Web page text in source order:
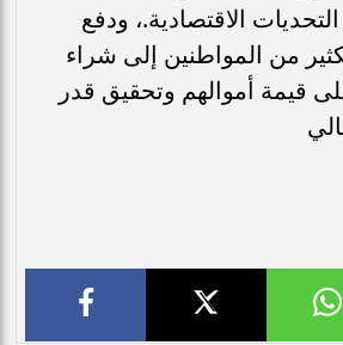
الاقتصادية.، ودفع
من المواطنين إلى شراء
قيمة أموالهم وتحقيق قدر